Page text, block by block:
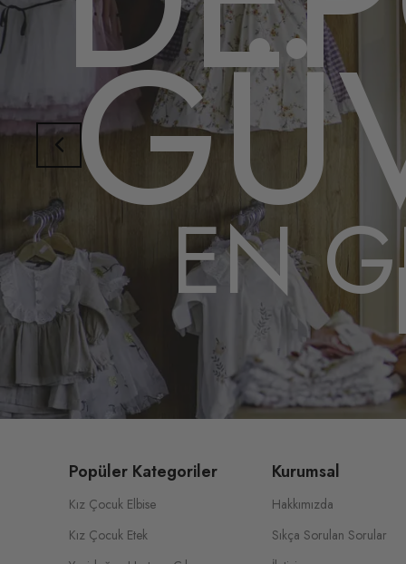
EN
Popüler Kategoriler
Kız Çocuk Elbise
Kız Çocuk Etek
Kurumsal
Hakkımızda
Sıkça Sorulan Sorular